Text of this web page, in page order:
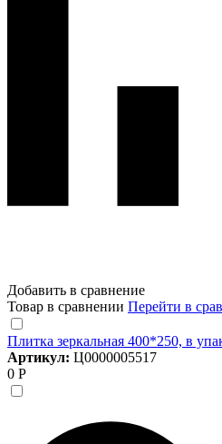
Добавить в сравнение
Товар в сравнении Перейти в
Плитка зеркальная 400*250, в
Артикул: Ц0000005517
0 Р